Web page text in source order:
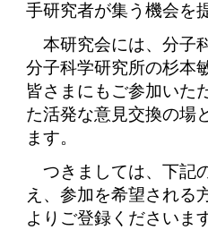
手研究者が集う機会を
本研究会には、分子
分子科学研究所の杉本
皆さまにもご参加いた
た活発な意見交換の場
ます。
つきましては、下記
え、参加を希望される
よりご登録くださいま